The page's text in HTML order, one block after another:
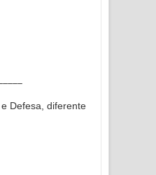
Defesa, diferente